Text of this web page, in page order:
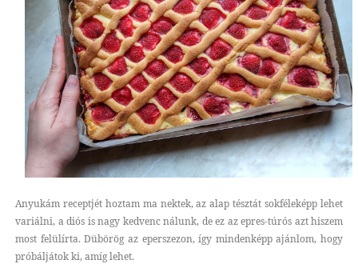
Anyukám receptjét hoztam ma nektek, az alap tésztát sokféleképp lehet
variálni, a diós is nagy kedvenc nálunk, de ez az epres-túrós azt hiszem
most felülírta. Dübörög az eperszezon, így mindenképp ajánlom, hogy
próbáljátok ki, amíg lehet.